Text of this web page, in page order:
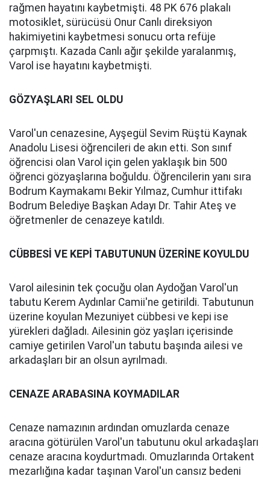
rağmen hayatını kaybetmişti. 48 PK 676 plakalı
motosiklet, sürücüsü Onur Canlı direksiyon
hakimiyetini kaybetmesi sonucu orta refüje
çarpmıştı. Kazada Canlı ağır şekilde yaralanmış,
Varol ise hayatını kaybetmişti.
GÖZYAŞLARI SEL OLDU
Varol'un cenazesine, Ayşegül Sevim Rüştü Kaynak
Anadolu Lisesi öğrencileri de akın etti. Son sınıf
öğrencisi olan Varol için gelen yaklaşık bin 500
öğrenci gözyaşlarına boğuldu. Öğrencilerin yanı sıra
Bodrum Kaymakamı Bekir Yılmaz, Cumhur ittifakı
Bodrum Belediye Başkan Adayı Dr. Tahir Ateş ve
öğretmenler de cenazeye katıldı.
CÜBBESİ VE KEPİ TABUTUNUN ÜZERİNE KOYULDU
Varol ailesinin tek çocuğu olan Aydoğan Varol'un
tabutu Kerem Aydınlar Camii'ne getirildi. Tabutunun
üzerine koyulan Mezuniyet cübbesi ve kepi ise
yürekleri dağladı. Ailesinin göz yaşları içerisinde
camiye getirilen Varol'un tabutu başında ailesi ve
arkadaşları bir an olsun ayrılmadı.
CENAZE ARABASINA KOYMADILAR
Cenaze namazının ardından omuzlarda cenaze
aracına götürülen Varol'un tabutunu okul arkadaşları
cenaze aracına koydurtmadı. Omuzlarında Ortakent
mezarlığına kadar taşınan Varol'un cansız bedeni